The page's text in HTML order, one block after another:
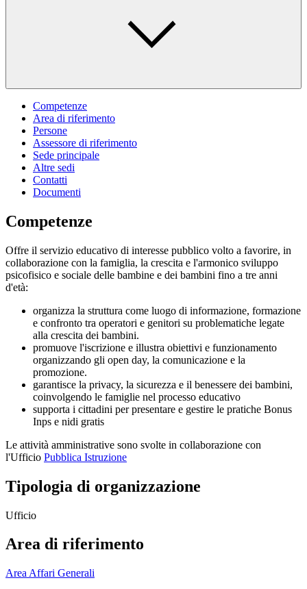
Competenze
Area di riferimento
Persone
Assessore di riferimento
Sede principale
Altre sedi
Contatti
Documenti
Competenze
Offre il servizio educativo di interesse pubblico volto a favorire, in
collaborazione con la famiglia, la crescita e l'armonico sviluppo
psicofisico e sociale delle bambine e dei bambini fino a tre anni
d'età:
organizza la struttura come luogo di informazione, formazione
e confronto tra operatori e genitori su problematiche legate
alla crescita dei bambini.
promuove l'iscrizione e illustra obiettivi e funzionamento
organizzando gli open day, la comunicazione e la
promozione.
garantisce la privacy, la sicurezza e il benessere dei bambini,
coinvolgendo le famiglie nel processo educativo
supporta i cittadini per presentare e gestire le pratiche Bonus
Inps e nidi gratis
Le attività amministrative sono svolte in collaborazione con
l'Ufficio Pubblica Istruzione
Tipologia di organizzazione
Ufficio
Area di riferimento
Area Affari Generali